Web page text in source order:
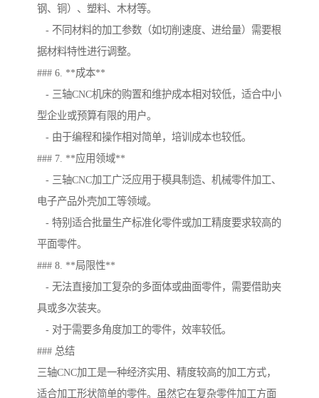
钢、铜）、塑料、木材等。
- 不同材料的加工参数（如切削速度、进给量）需要根
据材料特性进行调整。
### 6. **成本**
- 三轴CNC机床的购置和维护成本相对较低，适合中小
型企业或预算有限的用户。
- 由于编程和操作相对简单，培训成本也较低。
### 7. **应用领域**
- 三轴CNC加工广泛应用于模具制造、机械零件加工、
电子产品外壳加工等领域。
- 特别适合批量生产标准化零件或加工精度要求较高的
平面零件。
### 8. **局限性**
- 无法直接加工复杂的多面体或曲面零件，需要借助夹
具或多次装夹。
- 对于需要多角度加工的零件，效率较低。
### 总结
三轴CNC加工是一种经济实用、精度较高的加工方式，
适合加工形状简单的零件。虽然它在复杂零件加工方面